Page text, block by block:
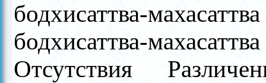
бодхисаттва-
бодхисаттва-
Отсутствия